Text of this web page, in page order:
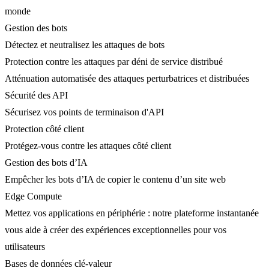
monde
Gestion des bots
Détectez et neutralisez les attaques de bots
Protection contre les attaques par déni de service distribué
Atténuation automatisée des attaques perturbatrices et distribuées
Sécurité des API
Sécurisez vos points de terminaison d'API
Protection côté client
Protégez-vous contre les attaques côté client
Gestion des bots d’IA
Empêcher les bots d’IA de copier le contenu d’un site web
Edge Compute
Mettez vos applications en périphérie : notre plateforme instantanée
vous aide à créer des expériences exceptionnelles pour vos
utilisateurs
Bases de données clé-valeur